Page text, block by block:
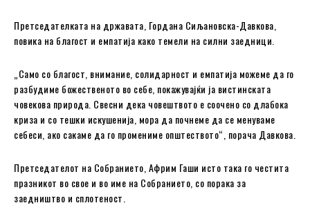
Претседателката на државата, Гордана Сиљановска-Давкова,
повика на благост и емпатија како темели на силни заедници.
„Само со благост, внимание, солидарност и емпатија можеме да го
разбудиме божественото во себе, покажувајќи ја вистинската
човекова природа. Свесни дека човештвото е соочено со длабока
криза и со тешки искушенија, мора да почнеме да се менуваме
себеси, ако сакаме да го промениме општеството“, порача Давкова.
Претседателот на Собранието, Африм Гаши исто така го честита
празникот во свое и во име на Собранието, со порака за
заедништво и сплотеност.